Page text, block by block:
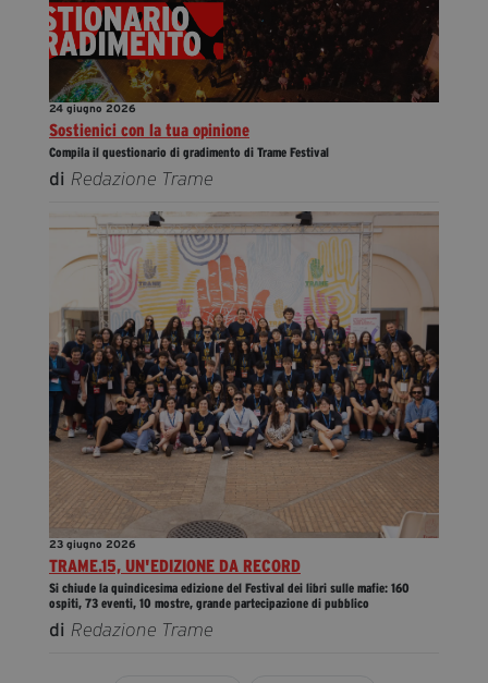
24 giugno 2026
Sostienici con la tua opinione
Compila il questionario di gradimento di Trame Festival
di Redazione Trame
23 giugno 2026
TRAME.15, UN'EDIZIONE DA RECORD
Si chiude la quindicesima edizione del Festival dei libri sulle mafie: 160
ospiti, 73 eventi, 10 mostre, grande partecipazione di pubblico
di Redazione Trame